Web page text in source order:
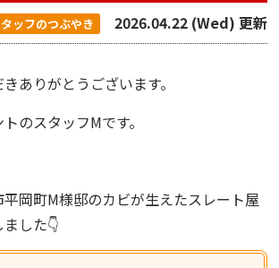
ッフのつぶやき 2026.04.22 (Wed) 更新
ありがとうございます。
のスタッフMです。
岡町M様邸のカビが生えたスレート屋
した👇